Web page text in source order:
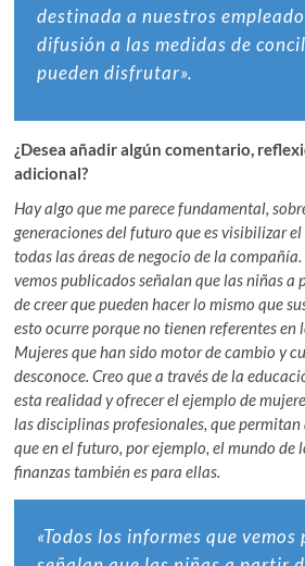
destinada a nuestros
difusión a las medidas de
pueden disfrutar».
¿Desea añadir algún comentario,
adicional?
Hay algo que me parece fundamental,
generaciones del futuro que es visibilizar
todas las áreas de negocio de la
vemos publicados señalan que las niñas a
de creer que pueden hacer lo mismo que
esto ocurre porque no tienen referentes en
Mujeres que han sido motor de cambio y
desconoce. Creo que a través de la
esta realidad y ofrecer el ejemplo de
las disciplinas profesionales, que permitan
que en el futuro, por ejemplo, el mundo de
finanzas también es para ellas.
«Todos los informes que